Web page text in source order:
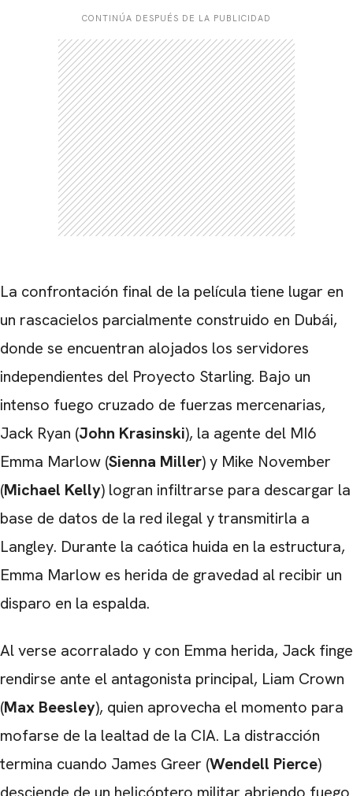
CONTINÚA DESPUÉS DE LA PUBLICIDAD
La confrontación final de la película tiene lugar en
un rascacielos parcialmente construido en Dubái,
donde se encuentran alojados los servidores
independientes del Proyecto Starling. Bajo un
intenso fuego cruzado de fuerzas mercenarias,
Jack Ryan (John Krasinski), la agente del MI6
Emma Marlow (Sienna Miller) y Mike November
(Michael Kelly) logran infiltrarse para descargar la
base de datos de la red ilegal y transmitirla a
Langley. Durante la caótica huida en la estructura,
Emma Marlow es herida de gravedad al recibir un
disparo en la espalda.
Al verse acorralado y con Emma herida, Jack finge
rendirse ante el antagonista principal, Liam Crown
(Max Beesley), quien aprovecha el momento para
mofarse de la lealtad de la CIA. La distracción
termina cuando James Greer (Wendell Pierce)